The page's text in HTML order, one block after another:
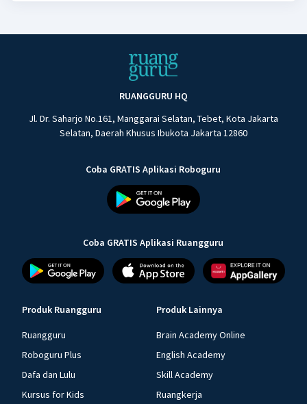
RUANGGURU HQ
Jl. Dr. Saharjo No.161, Manggarai Selatan, Tebet, Kota Jakarta
Selatan, Daerah Khusus Ibukota Jakarta 12860
Coba GRATIS Aplikasi Roboguru
Coba GRATIS Aplikasi Ruangguru
Produk Ruangguru
Ruangguru
Roboguru Plus
Dafa dan Lulu
Kursus for Kids
Produk Lainnya
Brain Academy Online
English Academy
Skill Academy
Ruangkerja